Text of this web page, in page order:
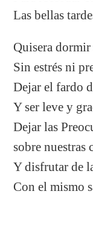
Las bellas
Quisera dormir
Sin estrés ni
Dejar el fardo
Y ser leve y
Dejar las
sobre nuestras
Y disfrutar de
Con el mismo